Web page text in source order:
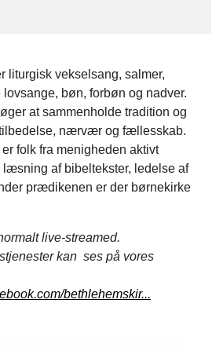
liturgisk vekselsang, salmer,
bøn, forbøn og nadver.
at sammenholde tradition og
nærvær og fællesskab.
folk fra menigheden aktivt
læsning af bibeltekster, ledelse af
prædikenen er der børnekirke
live-streamed.
kan ses på vores
bethlehemskir...